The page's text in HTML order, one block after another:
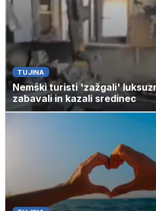
TUJINA
Nemški turisti 'zažgali'
zabavali in kazali sredinec